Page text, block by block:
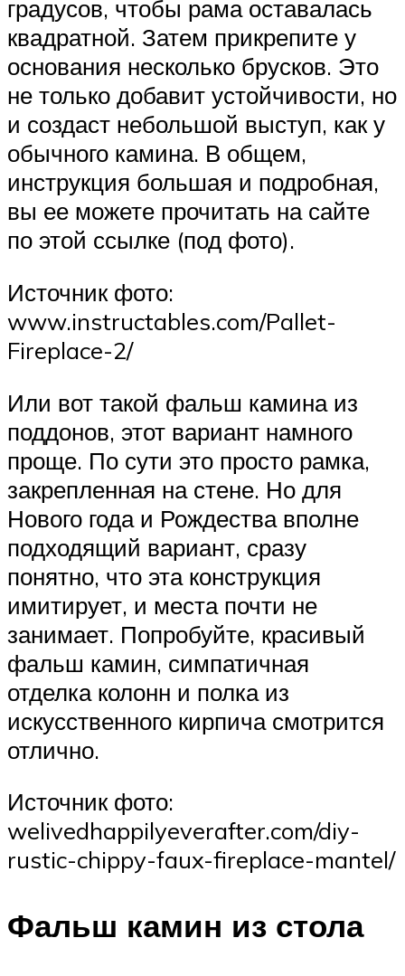
градусов, чтобы рама оставалась
квадратной. Затем прикрепите у
основания несколько брусков. Это
не только добавит устойчивости, но
и создаст небольшой выступ, как у
обычного камина. В общем,
инструкция большая и подробная,
вы ее можете прочитать на сайте
по этой ссылке (под фото).
Источник фото:
www.instructables.com/Pallet-
Fireplace-2/
Или вот такой фальш камина из
поддонов, этот вариант намного
проще. По сути это просто рамка,
закрепленная на стене. Но для
Нового года и Рождества вполне
подходящий вариант, сразу
понятно, что эта конструкция
имитирует, и места почти не
занимает. Попробуйте, красивый
фальш камин, симпатичная
отделка колонн и полка из
искусственного кирпича смотрится
отлично.
Источник фото:
welivedhappilyeverafter.com/diy-
rustic-chippy-faux-fireplace-mantel/
Фальш камин из стола